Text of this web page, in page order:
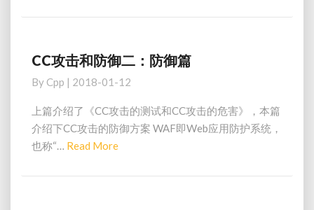
CC
击
和
防
御
二：
CC攻击和防御二：防御篇
By Cpp | 2018-01-12
上篇介绍了《CC攻击的测试和CC攻击的危害》，本篇
介绍下CC攻击的防御方案 WAF即Web应用防护系统，
也称“… Read MoreRead